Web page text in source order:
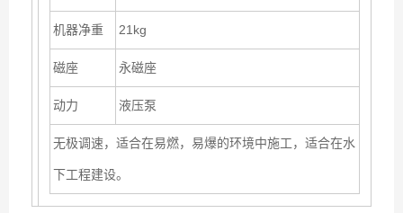
机器净重 21kg
磁座 永磁座
动力 液压泵
无极调速，适合在易燃，易爆的环境中施工，适合在水
下工程建设。